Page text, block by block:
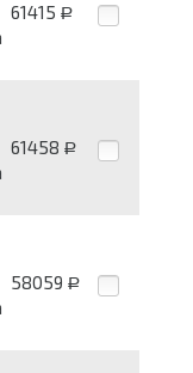
61415 Р
61458 Р
58059 Р